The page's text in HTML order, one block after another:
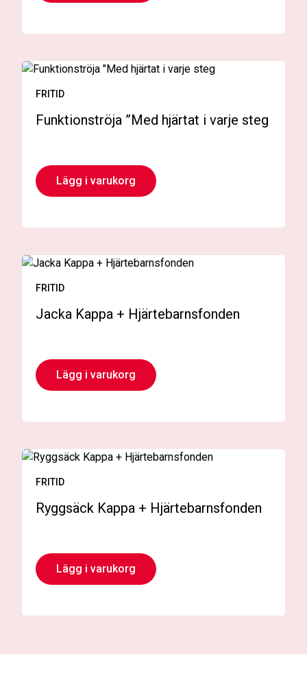
FRITID
Funktionströja ”Med hjärtat i varje steg
Lägg i varukorg
FRITID
Jacka Kappa + Hjärtebarnsfonden
Lägg i varukorg
FRITID
Ryggsäck Kappa + Hjärtebarnsfonden
Lägg i varukorg